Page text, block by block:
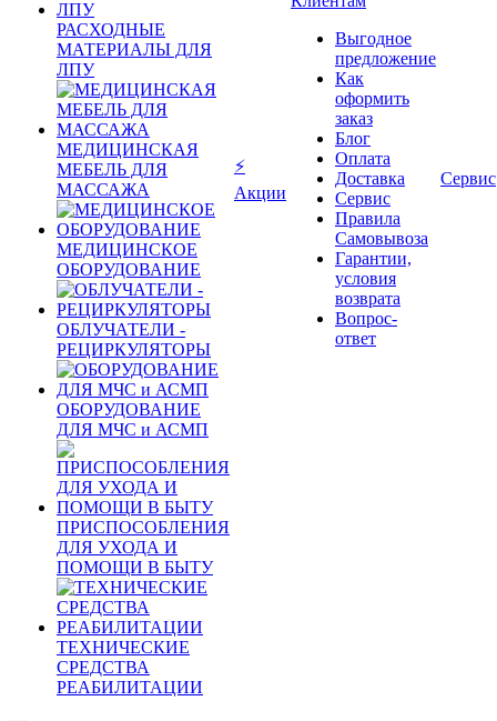
РАСХОДНЫЕ
МАТЕРИАЛЫ ДЛЯ
ЛПУ
МЕДИЦИНСКАЯ
МЕБЕЛЬ ДЛЯ
МАССАЖА
МЕДИЦИНСКОЕ
ОБОРУДОВАНИЕ
ОБЛУЧАТЕЛИ -
РЕЦИРКУЛЯТОРЫ
ОБОРУДОВАНИЕ
ДЛЯ МЧС и АСМП
ПРИСПОСОБЛЕНИЯ
ДЛЯ УХОДА И
ПОМОЩИ В БЫТУ
ТЕХНИЧЕСКИЕ
СРЕДСТВА
РЕАБИЛИТАЦИИ
⚡
Акции
Выгодное
предложение
Как
оформить
заказ
Блог
Оплата
Доставка
Сервис
Правила
Самовывоза
Гарантии,
условия
возврата
Вопрос-
ответ
Сервис